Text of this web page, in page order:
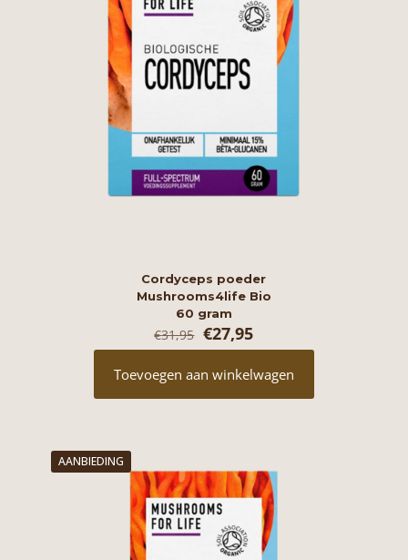
Cordyceps poeder
Mushrooms4life Bio
60 gram
€31,95 Oorspronkelijke
prijs
was:
€31,95.
€27,95Huidige
prijs
€27,95.
Toevoegen aan winkelwagen
AANBIEDING